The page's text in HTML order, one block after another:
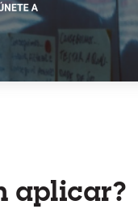
aplicar?